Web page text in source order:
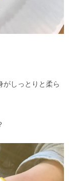
がしっとりと柔ら